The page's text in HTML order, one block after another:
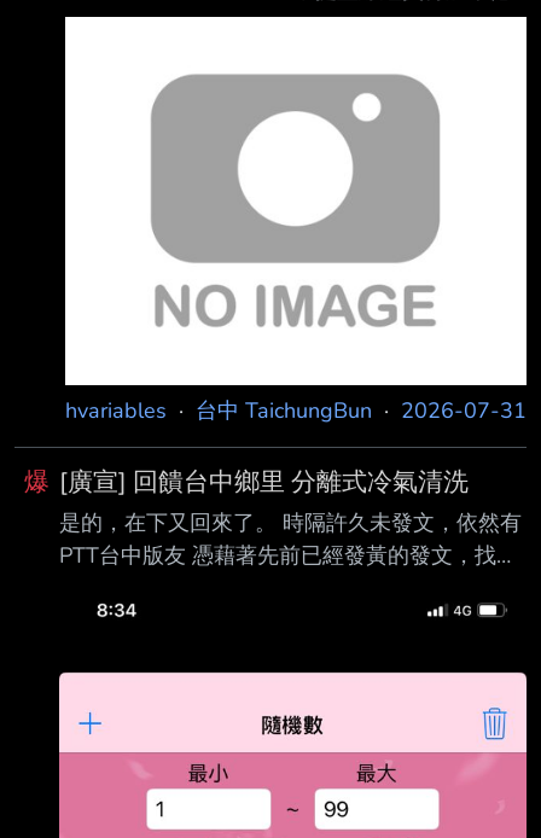
議。 有網友翻出羅廷瑋2013
通車延2年 首標8月動工 議員質疑經費缺口 盧秀
時報 陳淑娥 、台中
https://images.chinatimes.com/newsphoto/202
6-07-31/1024/B21A00_P_01_02.jpg 台中捷運
藍線總經費將從1615億元暴增1000億，全線恐
延後2年至民國125年才能通車。
hvariables · 台中 TaichungBun · 2026-07-31
爆 [廣宣] 回饋台中鄉里 分離式冷氣清洗
是的，在下又回來了。 時隔許久未發文，依然有
PTT台中版友 憑藉著先前已經發黃的發文，找到
分的PTT版友皆為尊重專業的好客人 （還好在下
同時也來推廣一下自己的行銷影片 條件如下： 1.
已追蹤IG並分享近期的影片 （IG同PTT帳號，中
獎時會寄信詢問轉發帳號） 2.舊台中市PTT版
友，有電梯的樓層 （都贈送了，別讓我爬這麼累
吧） 3.冷氣為壁掛式冷氣，冷房能力在4.5KW以